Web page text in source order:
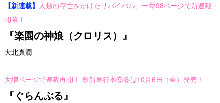
【新連載】 人類の存亡をかけたサバイバル、一挙98ページで新連載
開幕！
『楽園の神娘（クロリス）』
大北真潤
大増ページで連載再開！ 最新単行本⑨巻は10月6日（金）発売！
『ぐらんぶる』